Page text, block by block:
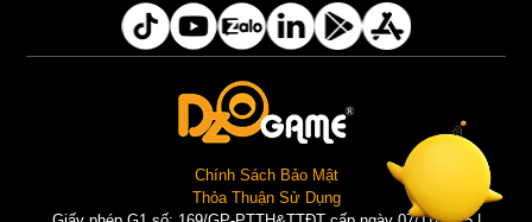
Chính Sách Bảo Mật
Thỏa Thuận Sử Dụng